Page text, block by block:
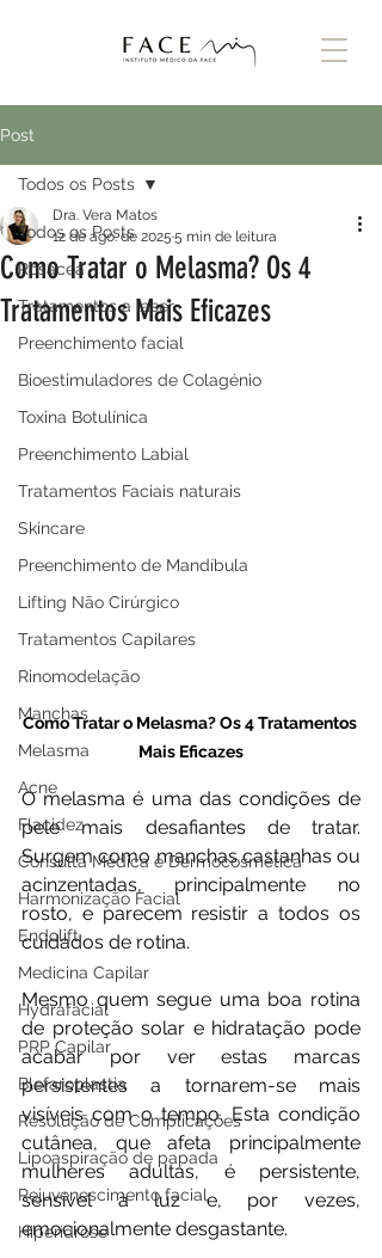
Post
Todos os Posts
Rosácea
Tratamentos a laser
Preenchimento facial
Bioestimuladores de Colagénio
Toxina Botulínica
Preenchimento Labial
Tratamentos Faciais naturais
Skincare
Preenchimento de Mandíbula
Lifting Não Cirúrgico
Tratamentos Capilares
Rinomodelação
Manchas
Melasma
Acne
Flacidez
Consulta Médica e Dermocosmética
Harmonização Facial
Endolift
Medicina Capilar
Hydrafacial
PRP Capilar
Blefaroplastia
Resolução de Complicações
Lipoaspiração de papada
Rejuvenescimento facial
Hiperidrose
Todos os Posts
Como Tratar o Melasma? Os 4
Tratamentos Mais Eficazes
Dra. Vera Matos
12 de ago. de 2025 5 min de leitura
Como Tratar o Melasma? Os 4 Tratamentos
Mais Eficazes
O melasma é uma das condições de
pele mais desafiantes de tratar.
Surgem como manchas castanhas ou
acinzentadas, principalmente no
rosto, e parecem resistir a todos os
cuidados de rotina.
Mesmo quem segue uma boa rotina
de proteção solar e hidratação pode
acabar por ver estas marcas
persistentes a tornarem-se mais
visíveis com o tempo. Esta condição
cutânea, que afeta principalmente
mulheres adultas, é persistente,
sensível à luz e, por vezes,
emocionalmente desgastante.